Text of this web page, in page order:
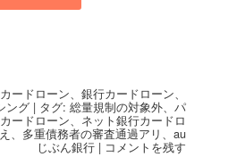
ードローン、銀行カードローン、
ング | タグ: 総量規制の対象外、パ
ードローン、 ネット銀行カードロ
、 多重債務者の審査通過アリ 、au
じぶん銀行 | コメントを残す